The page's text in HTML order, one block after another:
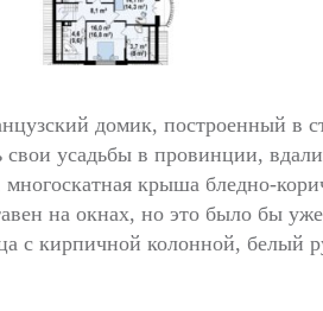
домик, построенный в
усадьбы в провинции,
крыша бледно-
на окнах, но это было бы
с кирпичной колонной, белый